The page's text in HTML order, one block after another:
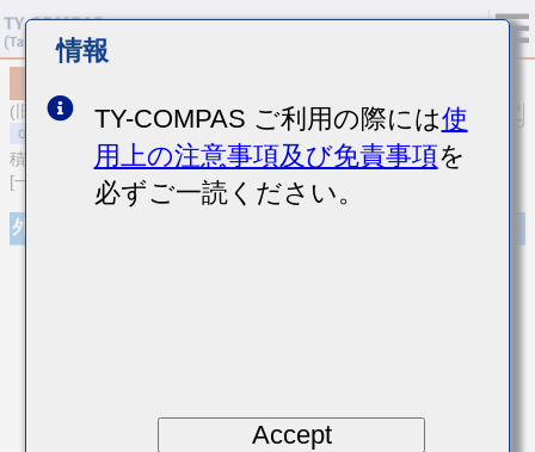
(旧品番 TMK063CG060CT-F)
積層セラミックコンデンサ
[一般用 積層セラミックコンデンサ (温度補償用)]
外観
情報
TY-COMPAS ご利用の際には使
用上の注意事項及び免責事項を
必ずご一読ください。
Accept